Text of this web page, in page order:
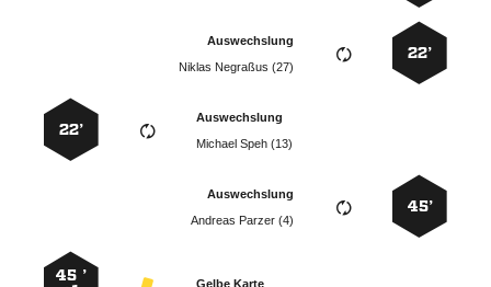
22’
Auswechslung
  
Auswechslung
  
22’
45’
Auswechslung
  
Gelbe Karte
45 ’